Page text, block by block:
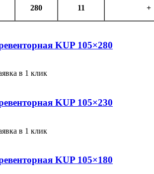
280 11 +
KUP 105×280
в 1 клик
KUP 105×230
в 1 клик
KUP 105×180